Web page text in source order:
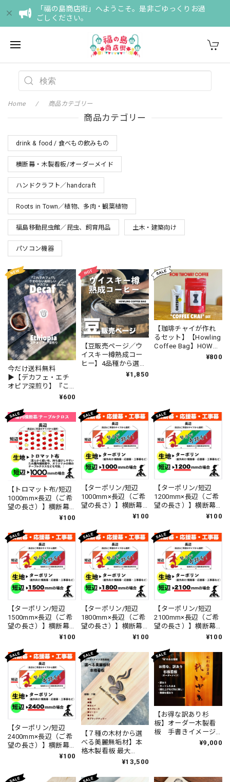
「福の島商店街」へようこそ。是非ごゆっくりお過
ごしください。
Home 商品カテゴリー
商品カテゴリー
drink & food / 食べもの飲みもの
横断幕・木製看板/オーダーメイド
ハンドクラフト／handcraft
Roots in Town／植物、多肉・観葉植物
福島移動昆虫館／昆虫、飼育用品 土木・建築向け
パソコン機器
今だけ送料無料
▶︎【デカフェ・エチ
オピア深煎り】『こ
れデカフェ!?』クセの
デカフェコーヒー
お試し2個〜1ヶ月用
まで選べる！
¥600
【豆販売ページ／ウ
イスキー樽熟成コー
ヒー】4品種から選べ
るグラム数 ウイス
¥1,850
【珈琲チャイが作れ
るセット】【Howling
Coffee Bag】HOW
TWOWAY COFFEE ス¥800
【トロマット布/短辺
1000mm×長辺（ご希
望の長さ）】横断幕
作成 テーブルクロス
きイメージからでも
OK スポーツ応援幕
¥100
【ターポリン/短辺
1000mm×長辺（ご希
望の長さ）】横断幕
作成 データ作成無料
でもOK スポーツ応援
幕
¥100
【ターポリン/短辺
1200mm×長辺（ご希
望の長さ）】横断幕
作成 データ作成無料
でもOK スポーツ応援
¥100
【ターポリン/短辺
1500mm×長辺（ご希
望の長さ）】横断幕
作成 データ作成無料
でもOK スポーツ応援
¥100
【ターポリン/短辺
1800mm×長辺（ご希
望の長さ）】横断幕
作成 データ作成無料
でもOK スポーツ応援
¥100
【ターポリン/短辺
2100mm×長辺（ご希
望の長さ）】横断幕
作成 データ作成無料
でもOK スポーツ応援
幕
¥100
【ターポリン/短辺
2400mm×長辺（ご希
望の長さ）】横断幕
作成 データ作成無料
幕
¥100
【７種の木材から選
べる美麗無垢材】本
格木製看板 最大
250×600mm 手書きイ
看板 彫刻 オーダ
¥13,500
【お得な訳あり杉
板】オーダー木製看
板 手書きイメージ
OK 最大×250mm
刻 オリジナル DIY
¥9,000